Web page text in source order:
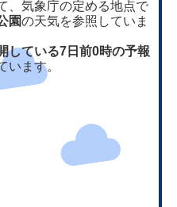
、気象庁の定める地点で
園の天気を参照していま
している7日前0時の予報
います。